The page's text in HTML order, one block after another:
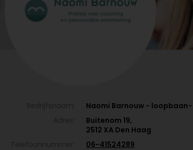
Naomi Barnouw -
Buitenom 19,
2512 XA Den Haag
06-41524289